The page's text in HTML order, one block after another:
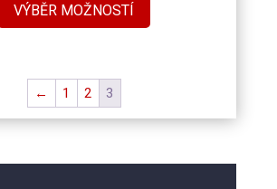
VÝBĚR MOŽNOSTÍ
← 1 2 3